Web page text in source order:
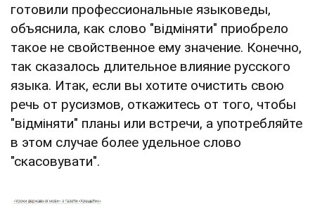
готовили профессиональные языковеды,
объяснила, как слово "відміняти" приобрело
такое не свойственное ему значение. Конечно,
так сказалось длительное влияние русского
языка. Итак, если вы хотите очистить свою
речь от русизмов, откажитесь от того, чтобы
"відміняти" планы или встречи, а употребляйте
в этом случае более удельное слово
"скасовувати".